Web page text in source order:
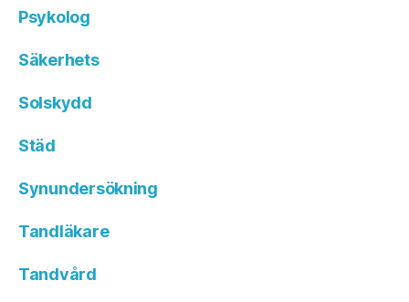
Psykolog
Säkerhets
Solskydd
Städ
Synundersökning
Tandläkare
Tandvård